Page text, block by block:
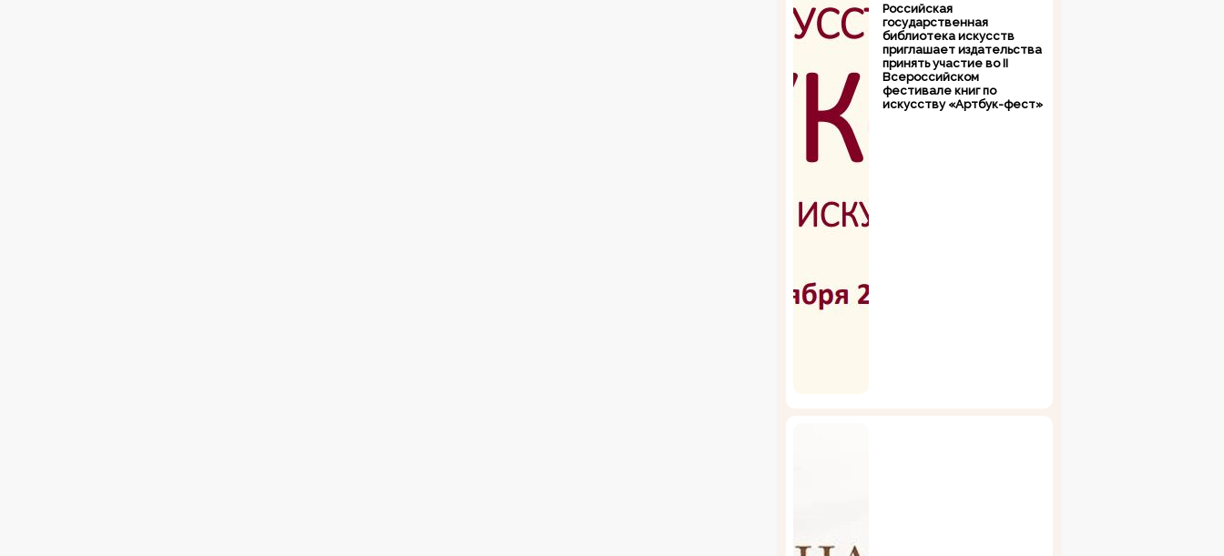
Российская
государственная
библиотека искусств
приглашает издательства
принять участие во II
Всероссийском
фестивале книг по
искусству «Артбук-фест»